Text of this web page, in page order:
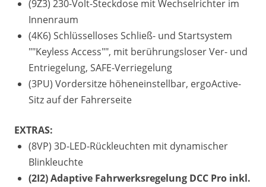
(9Z3) 230-Volt-Steckdose mit Wechselrichter im
Innenraum
(4K6) Schlüsselloses Schließ- und Startsystem
""Keyless Access"", mit berührungsloser Ver- und
Entriegelung, SAFE-Verriegelung
(3PU) Vordersitze höheneinstellbar, ergoActive-
Sitz auf der Fahrerseite
EXTRAS:
(8VP) 3D-LED-Rückleuchten mit dynamischer
Blinkleuchte
(2I2) Adaptive Fahrwerksregelung DCC Pro inkl.